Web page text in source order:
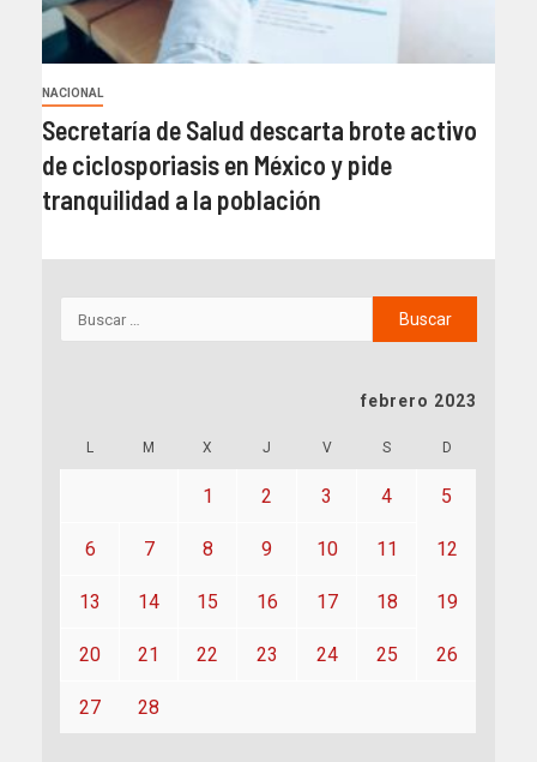
NACIONAL
Secretaría de Salud descarta brote activo
de ciclosporiasis en México y pide
tranquilidad a la población
febrero 2023
L M X J V S D
1 2 3 4 5
6 7 8 9 10 11 12
13 14 15 16 17 18 19
20 21 22 23 24 25 26
27 28